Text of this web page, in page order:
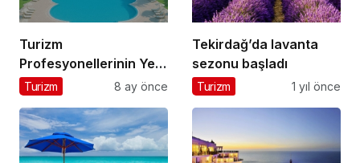
Turizm
Profesyonellerinin Yeni
Buluşma Noktası
Turizm 8 ay önce
Tekirdağ’da lavanta
sezonu başladı
Turizm 1 yıl önce